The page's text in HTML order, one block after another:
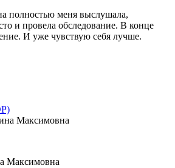
полностью меня выслушала,
и провела обследование. В конце
И уже чувствую себя лучше.
Максимовна